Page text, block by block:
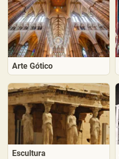
Arte Gótico
Escultura